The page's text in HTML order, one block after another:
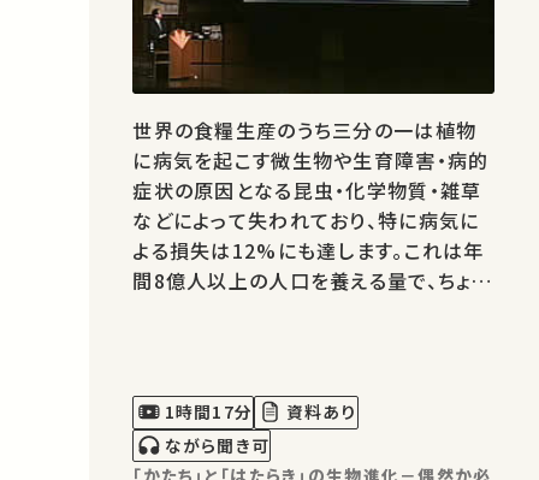
世界の食糧生産のうち三分の一は植物
に病気を起こす微生物や生育障害・病的
症状の原因となる昆虫・化学物質・雑草
などによって失われており、特に病気に
よる損失は12%にも達します。これは年
間8億人以上の人口を養える量で、ちょう
守り、治療するため、植物のお医者さん
「植物医師」を養成し、「植物病院」を創
設…
1時間17分
資料あり
ながら聞き可